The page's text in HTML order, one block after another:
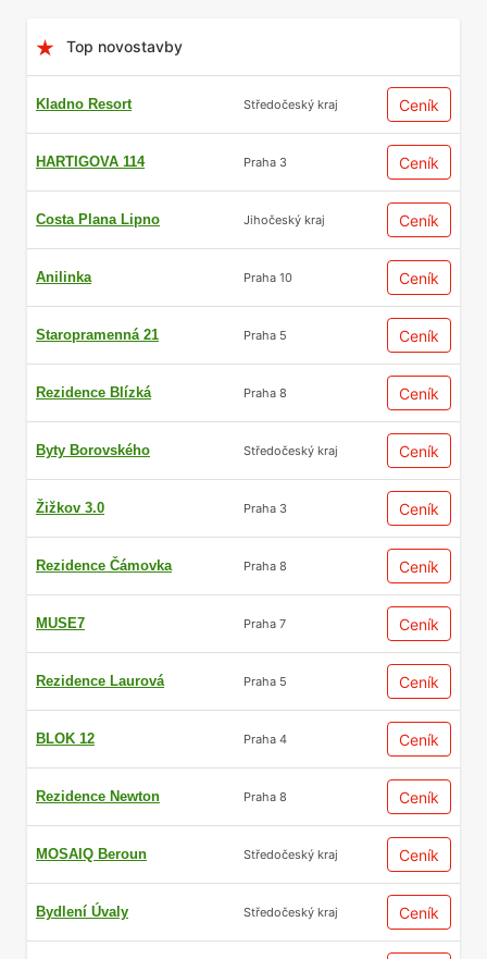
Top novostavby
Kladno Resort Středočeský kraj Ceník
HARTIGOVA 114 Praha 3 Ceník
Costa Plana Lipno Jihočeský kraj Ceník
Anilinka Praha 10 Ceník
Staropramenná 21 Praha 5 Ceník
Rezidence Blízká Praha 8 Ceník
Byty Borovského Středočeský kraj Ceník
Žižkov 3.0 Praha 3 Ceník
Rezidence Čámovka Praha 8 Ceník
MUSE7 Praha 7 Ceník
Rezidence Laurová Praha 5 Ceník
BLOK 12 Praha 4 Ceník
Rezidence Newton Praha 8 Ceník
MOSAIQ Beroun Středočeský kraj Ceník
Bydlení Úvaly Středočeský kraj Ceník